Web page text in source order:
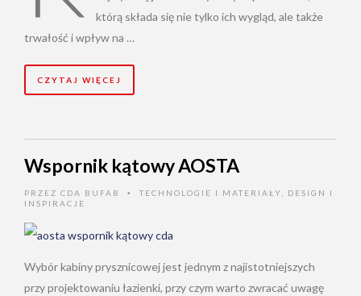
którą składa się nie tylko ich wygląd, ale także
trwałość i wpływ na …
CZYTAJ WIĘCEJ
Wspornik kątowy AOSTA
PRZEZ CDA BUFAB • TECHNOLOGIE I MATERIAŁY
DESIGN I
INSPIRACJE
Wybór kabiny prysznicowej jest jednym z najistotniejszych
przy projektowaniu łazienki, przy czym warto zwracać uwagę